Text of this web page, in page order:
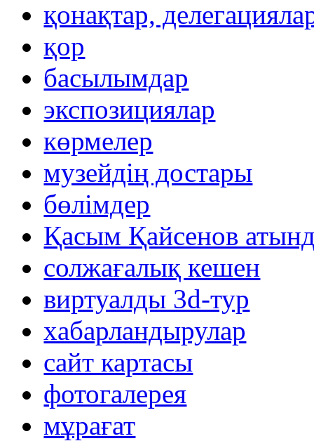
қонақтар,
қор
басылымдар
экспозициялар
көрмелер
музейдің достары
бөлімдер
Қасым Қайсенов
солжағалық кешен
виртуалды 3d-тур
xабарландырулар
сайт картасы
фотогалерея
мұрағат